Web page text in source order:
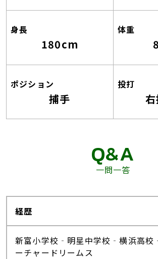
身長
180cm
体重
ポジション
捕手
投打
Q&A
一問一答
経歴
新富小学校‐明星中学校‐横浜高校
ーチャードリームス